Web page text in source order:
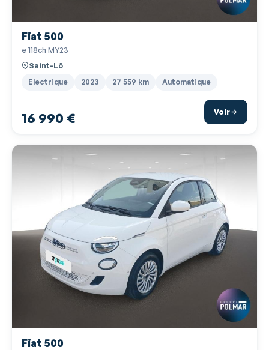
Radio
Radio numérique DAB
Rétroviseur intérieur électrochrome
Rétroviseurs électriques
Siège cond. avec réglage lombaire électr
Siège conducteur réglable en hauteur
Siège passager réglable en hauteur
Suspension réhaussée
Système de détection de somnolence
Température extérieure
Verrouillage centralisé à distance
Fiat 500
e 118ch MY23
Saint-Lô
Electrique 2023 27 559 km Automatique
16 990 € Voir
Fiat 500